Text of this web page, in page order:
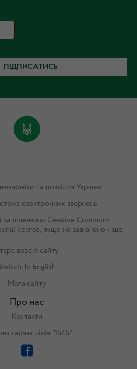
ПІДПИСАТИСЬ
та довкілля України
електронних звернень
ліцензією Creative Commons
license, якщо не зазначено інше.
версія сайту
To English
Мапа сайту
Про нас
Контакти
гаряча лінія "1545"